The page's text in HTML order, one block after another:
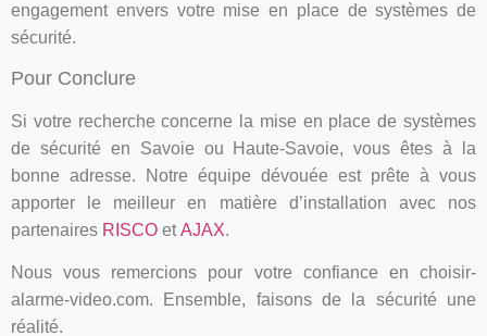
engagement envers votre mise en place de systèmes de
sécurité.
Pour Conclure
Si votre recherche concerne la mise en place de systèmes
de sécurité en Savoie ou Haute-Savoie, vous êtes à la
bonne adresse. Notre équipe dévouée est prête à vous
apporter le meilleur en matière d’installation avec nos
partenaires RISCO etAJAX.
Nous vous remercions pour votre confiance en choisir-
alarme-video.com. Ensemble, faisons de la sécurité une
réalité.